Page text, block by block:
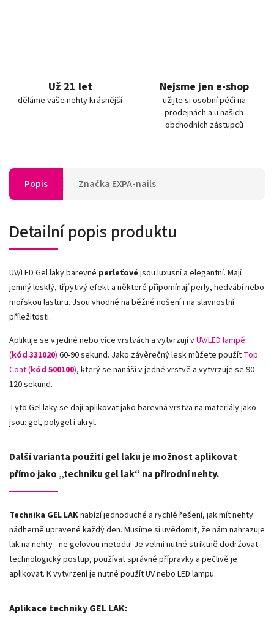
Už 21 let
děláme vaše nehty krásnější
Nejsme jen e-shop
užijte si osobní péči na
prodejnách a u našich
obchodních zástupců
Popis Značka EXPA-nails
Detailní popis produktu
UV/LED Gel laky barevné perleťové jsou luxusní a elegantní. Mají
jemný lesklý, třpytivý efekt a některé připomínají perly, hedvábí nebo
mořskou lasturu. Jsou vhodné na běžné nošení i na slavnostní
příležitosti.
Aplikuje se v jedné nebo více vrstvách a vytvrzují vUV/LED lampě
(kód 331020) 60-90 sekund. Jako závěrečný lesk můžete použít Top
Coat (kód 500100), který se nanáší v jedné vrstvě a vytvrzuje se 90–
120 sekund.
Tyto Gel laky se dají aplikovat jako barevná vrstva na materiály jako
jsou: gel, polygel i akryl.
Další varianta použití gel laku je možnost aplikovat
přímo jako „techniku gel lak“ na přírodní nehty.
Technika GEL LAKnabízí jednoduché a rychlé řešení, jak mít nehty
nádherně upravené každý den. Musíme si uvědomit, že nám nahrazuje
lak na nehty - ne gelovou metodu! Je velmi nutné striktně dodržovat
technologický postup, používat správné přípravky a pečlivě je
aplikovat. K vytvrzení je nutné použít UV nebo LED lampu.
Aplikace techniky GEL LAK: